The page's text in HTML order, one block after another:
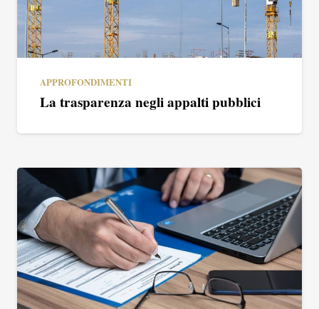
APPROFONDIMENTI
La trasparenza negli appalti pubblici